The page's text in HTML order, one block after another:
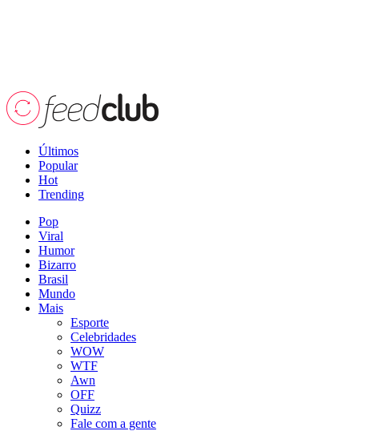
Últimos
Popular
Hot
Trending
Pop
Viral
Humor
Bizarro
Brasil
Mundo
Mais
Esporte
Celebridades
WOW
WTF
Awn
OFF
Quizz
Fale com a gente